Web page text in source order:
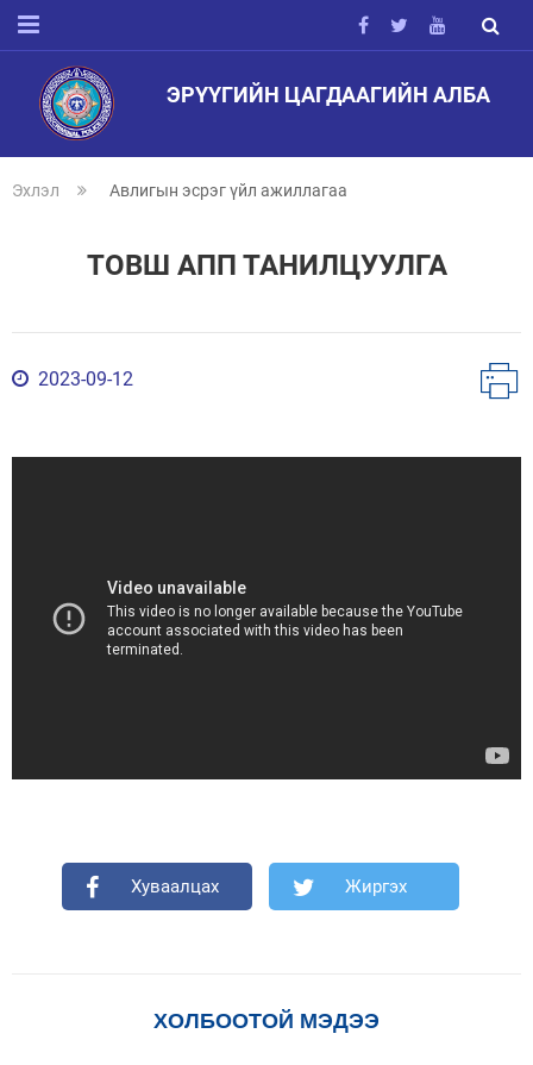
ЭРҮҮГИЙН ЦАГДААГИЙН АЛБА
Эхлэл Авлигын эсрэг үйл ажиллагаа
ТОВШ АПП ТАНИЛЦУУЛГА
2023-09-12
Хуваалцах Жиргэх
ХОЛБООТОЙ МЭДЭЭ